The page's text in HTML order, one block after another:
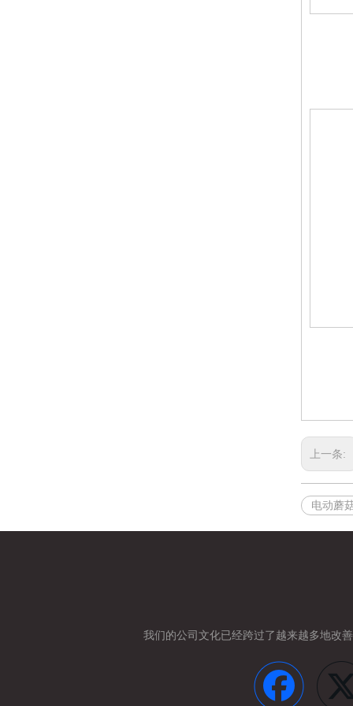
上一条:
电动蘑
我们的公司文化已经跨过了越来越多地改